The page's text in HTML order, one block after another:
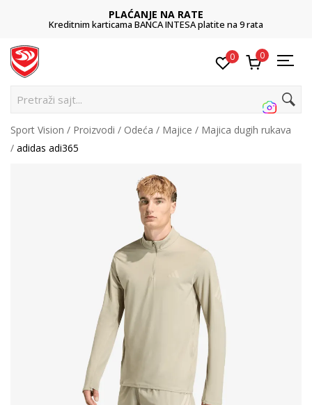
PLAĆANJE NA RATE
Kreditnim karticama BANCA INTESA platite na 9 rata
0 0
Pr
Sport Vision Proizvodi Odeća Majice
Majica dugih rukava
adidas adi365